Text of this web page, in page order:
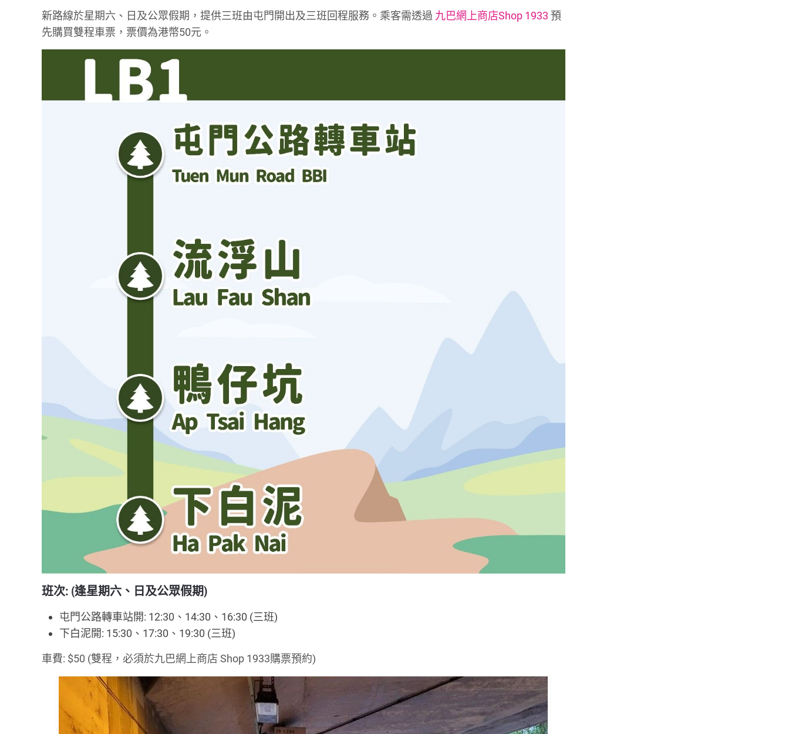
新路線於星期六、日及公眾假期，提供三班由屯門開出及三班回程服務。乘客需透過 九巴網上商店Shop 1933 預
先購買雙程車票，票價為港幣50元。
班次: (逢星期六、日及公眾假期)
屯門公路轉車站開: 12:30、14:30、16:30 (三班)
下白泥開: 15:30、17:30、19:30 (三班)
車費: $50 (雙程，必須於九巴網上商店 Shop 1933購票預約)